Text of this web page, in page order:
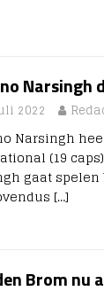
Narsingh
2022
Narsingh
(19
gaat spelen
[…]
Brom nu